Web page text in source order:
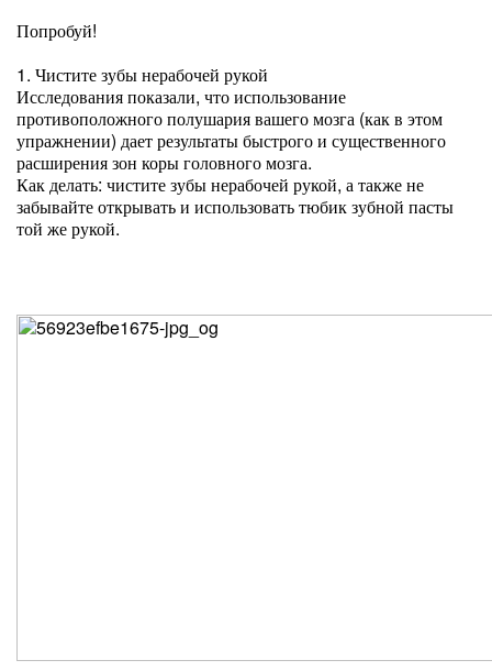
Попробуй!
1. Чистите зубы нерабочей рукой
Исследования показали, что использование
противоположного полушария вашего мозга (как в этом
упражнении) дает результаты быстрого и существенного
расширения зон коры головного мозга.
Как делать: чистите зубы нерабочей рукой, а также не
забывайте открывать и использовать тюбик зубной пасты
той же рукой.